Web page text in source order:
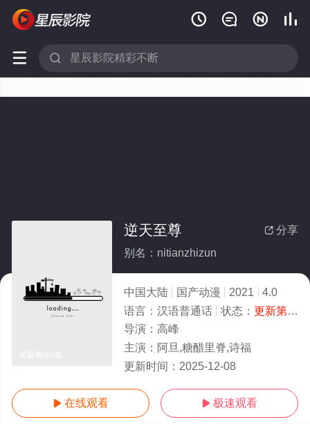
   
 
 分享
逆天至尊
别名：nitianzhizun
中国大陆 国产动漫 2021
4.0
语言： 汉语普通话 状态： 更新第469集
导演： 高峰
主演： 阿旦,糖醋里脊,诗福
更新时间： 2025-12-08
 在线观看  极速观看